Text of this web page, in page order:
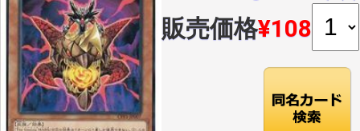
販売価格¥108